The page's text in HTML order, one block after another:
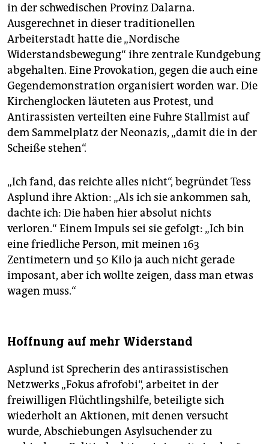
in der schwedischen Provinz Dalarna.
Ausgerechnet in dieser traditionellen
Arbeiterstadt hatte die „Nordische
Widerstandsbewegung“ ihre zentrale Kundgebung
abgehalten. Eine Provokation, gegen die auch eine
Gegendemonstration organisiert worden war. Die
Kirchenglocken läuteten aus Protest, und
Antirassisten verteilten eine Fuhre Stallmist auf
dem Sammelplatz der Neonazis, „damit die in der
Scheiße stehen“.
„Ich fand, das reichte alles nicht“, begründet Tess
Asplund ihre Aktion: „Als ich sie ankommen sah,
dachte ich: Die haben hier absolut nichts
verloren.“ Einem Impuls sei sie gefolgt: „Ich bin
eine friedliche Person, mit meinen 163
Zentimetern und 50 Kilo ja auch nicht gerade
imposant, aber ich wollte zeigen, dass man etwas
wagen muss.“
Hoffnung auf mehr Widerstand
Asplund ist Sprecherin des antirassistischen
Netzwerks „Fokus afrofobi“, arbeitet in der
freiwilligen Flüchtlingshilfe, beteiligte sich
wiederholt an Aktionen, mit denen versucht
wurde, Abschiebungen Asylsuchender zu